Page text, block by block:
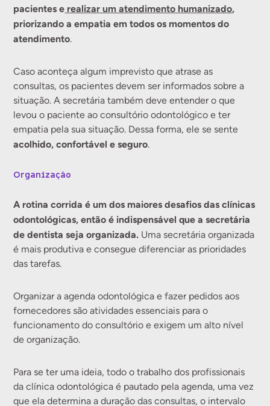
pacientes e realizar um atendimento humanizado,
priorizando a empatia em todos os momentos do
atendimento.
Caso aconteça algum imprevisto que atrase as
consultas, os pacientes devem ser informados sobre a
situação. A secretária também deve entender o que
levou o paciente ao consultório odontológico e ter
empatia pela sua situação. Dessa forma, ele se sente
acolhido, confortável e seguro.
Organização
A rotina corrida é um dos maiores desafios das clínicas
odontológicas, então é indispensável que a secretária
de dentista seja organizada. Uma secretária organizada
é mais produtiva e consegue diferenciar as prioridades
das tarefas.
Organizar a agenda odontológica e fazer pedidos aos
fornecedores são atividades essenciais para o
funcionamento do consultório e exigem um alto nível
de organização.
Para se ter uma ideia, todo o trabalho dos profissionais
da clínica odontológica é pautado pela agenda, uma vez
que ela determina a duração das consultas, o intervalo